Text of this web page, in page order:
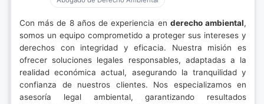
Con más de 8 años de experiencia en derecho ambiental,
somos un equipo comprometido a proteger sus intereses y
derechos con integridad y eficacia. Nuestra misión es
ofrecer soluciones legales responsables, adaptadas a la
realidad económica actual, asegurando la tranquilidad y
confianza de nuestros clientes. Nos especializamos en
asesoría legal ambiental, garantizando resultados